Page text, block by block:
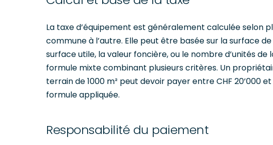
La taxe d’équipement est généralement calculée selon
commune à l’autre. Elle peut être basée sur la surface
surface utile, la valeur foncière, ou le nombre d’unités
formule mixte combinant plusieurs critères. Un
terrain de 1000 m² peut devoir payer entre CHF 20’000
formule appliquée.
Responsabilité du paiement